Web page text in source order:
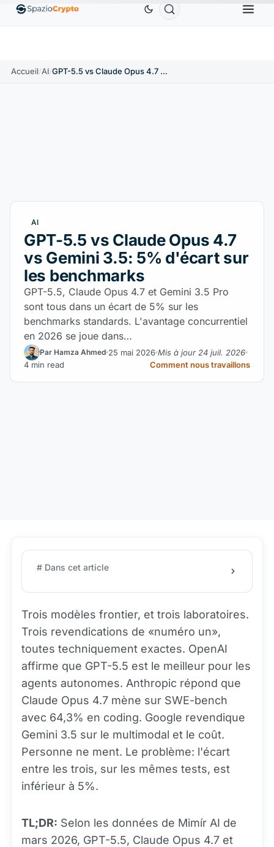
EthereumETH1 880,58 $US TetherUSDT ↑0.00%
Accueil/AI/ GPT-5.5 vs Claude Opus 4.7 vs Gemini 3.5: 5% d'écart sur les benchmarks
AI
GPT-5.5 vs Claude Opus 4.7
vs Gemini 3.5: 5% d'écart sur
les benchmarks
GPT-5.5, Claude Opus 4.7 et Gemini 3.5 Pro
sont tous dans un écart de 5% sur les
benchmarks standards. L'avantage concurrentiel
en 2026 se joue dans…
Par Hamza Ahmed 25 mai 2026 Mis à jour 24 juil. 2026
4 min read
Comment nous travaillons
# Dans cet article
Trois modèles frontier, et trois laboratoires.
Trois revendications de «numéro un»,
toutes techniquement exactes. OpenAI
affirme que GPT-5.5 est le meilleur pour les
agents autonomes. Anthropic répond que
Claude Opus 4.7 mène sur SWE-bench
avec 64,3% en coding. Google revendique
Gemini 3.5 sur le multimodal et le coût.
Personne ne ment. Le problème: l'écart
entre les trois, sur les mêmes tests, est
inférieur à 5%.
TL;DR: Selon les données de Mimír AI de
mars 2026, GPT-5.5, Claude Opus 4.7 et